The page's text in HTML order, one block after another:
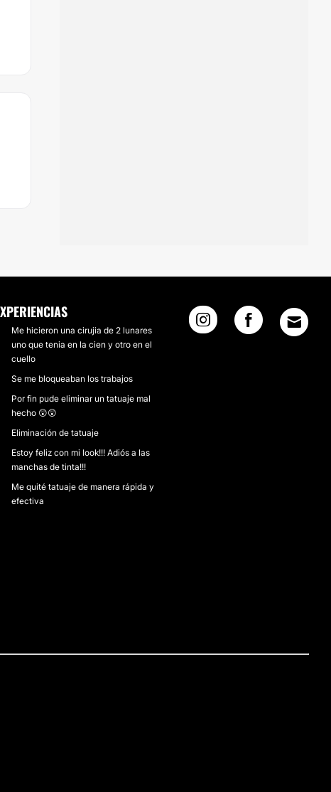
Me hicieron una cirujia de 2 lunares
uno que tenia en la cien y otro en el
cuello
Se me bloqueaban los trabajos
Por fin pude eliminar un tatuaje mal
hecho 😲😲
Eliminación de tatuaje
Estoy feliz con mi look!!! Adiós a las
manchas de tinta!!!
Me quité tatuaje de manera rápida y
efectiva